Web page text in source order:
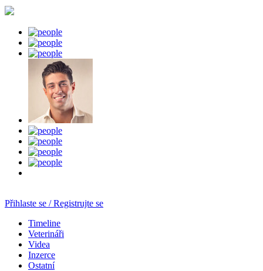
Přihlaste se / Registrujte se
Timeline
Veterináři
Videa
Inzerce
Ostatní